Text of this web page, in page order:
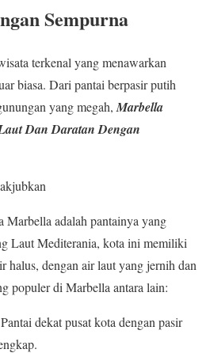
Sempurna
terkenal yang menawarkan
biasa. Dari pantai berpasir putih
yang megah, Marbella
Dan Daratan Dengan
Marbella adalah pantainya yang
Laut Mediterania, kota ini memiliki
halus, dengan air laut yang jernih dan
populer di Marbella antara lain:
dekat pusat kota dengan pasir